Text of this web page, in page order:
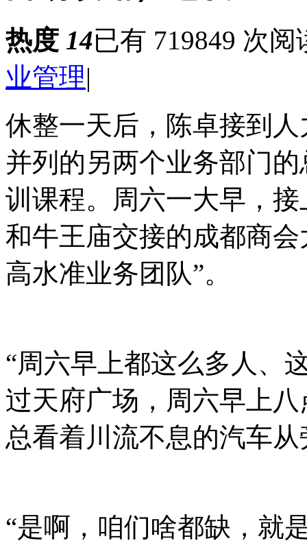
热度 14已有 719849 次阅
业管理|
休整一天后，陈卓接到
并列的另两个业务部门
训课程。周六一大早，
和牛王庙交接的成都商
高水准业务团队”。
“周六早上都这么多人、
过天府广场，周六早上
总看着川流不息的汽车
“是啊，咱们啥都缺，就